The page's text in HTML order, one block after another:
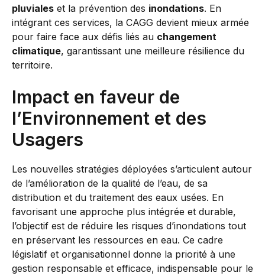
pluviales et la prévention des inondations. En
intégrant ces services, la CAGG devient mieux armée
pour faire face aux défis liés au changement
climatique, garantissant une meilleure résilience du
territoire.
Impact en faveur de
l’Environnement et des
Usagers
Les nouvelles stratégies déployées s’articulent autour
de l’amélioration de la qualité de l’eau, de sa
distribution et du traitement des eaux usées. En
favorisant une approche plus intégrée et durable,
l’objectif est de réduire les risques d’inondations tout
en préservant les ressources en eau. Ce cadre
législatif et organisationnel donne la priorité à une
gestion responsable et efficace, indispensable pour le